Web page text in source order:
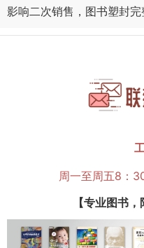
影响二次销售，图书塑封完
周一至周五8：
【专业图书